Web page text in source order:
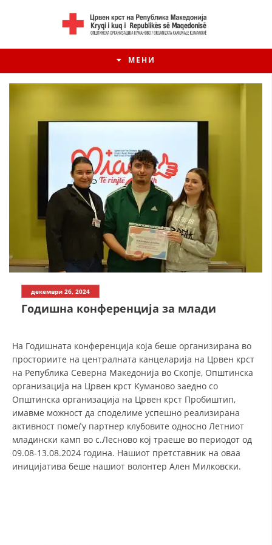
МЕНИ
ИСТОРИЈАТ НА ЦКРМ
ИСТОРИЈАТ НА ДВИЖЕЊЕТО
СТРУКТУРА И ОРГАНИЗАЦИОНА ПОСТАВЕНОСТ – ОПШТИНСКА
ОРГАНИЗАЦИЈА КУМАНОВО
КОНТАКТ ИНФОРМАЦИИ
ЗАКОН ЗА ЦКРМ
ОРГАНИЗАЦИЈА И РАЗВОЈ
декември 26, 2024
Годишна конференција за млади
На Годишната конференција која беше организирана во
просториите на централната канцеларија на Црвен крст
на Република Северна Македонија во Скопје, Општинска
организација на Црвен крст Kуманово заедно со
Општинска организација на Црвен крст Пробиштип,
имавме можност да споделиме успешно реализирана
активност помеѓу партнер клубовите односно Летниот
младински камп во с.Лесново кој траеше во периодот од
09.08-13.08.2024 година. Нашиот претставник на оваа
иницијатива беше нашиот волонтер Ален Милковски.